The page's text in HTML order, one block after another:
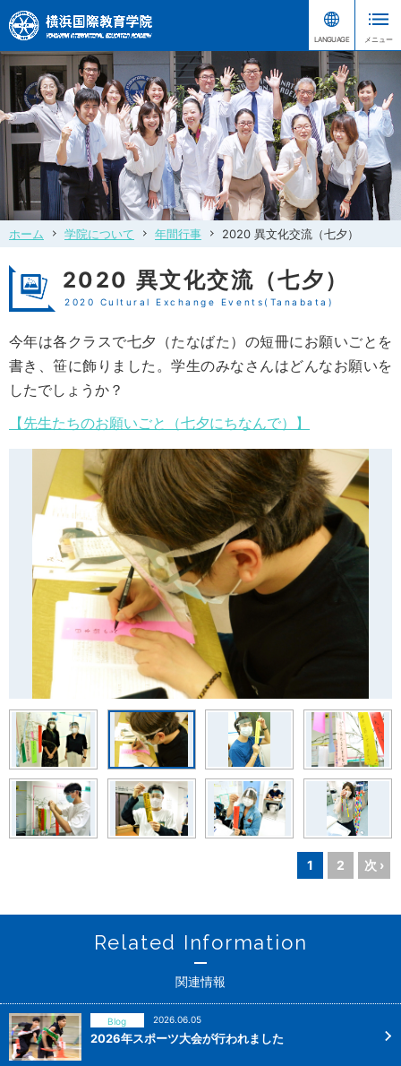
ホーム 学院について 年間行事 2020 異文化交流（七夕）
2020 異文化交流（七夕）
2020 Cultural Exchange Events(Tanabata)
今年は各クラスで七夕（たなばた）の短冊にお願いごとを
書き、笹に飾りました。学生のみなさんはどんなお願いを
したでしょうか？
【先生たちのお願いごと（七夕にちなんで）】
1 2 次 ›
Related Information
関連情報
Blog 2026.06.05
2026年スポーツ大会が行われました